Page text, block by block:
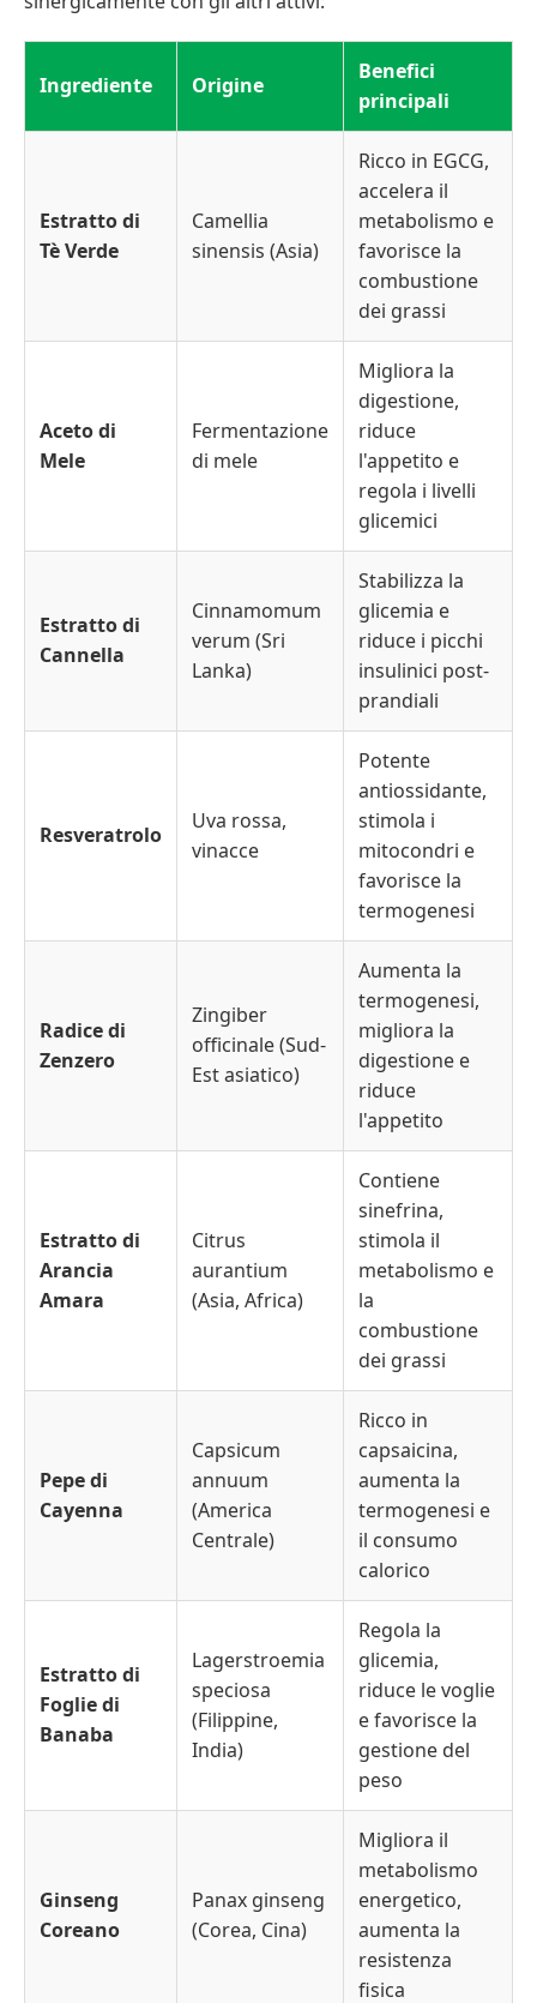
Ingrediente Origine
Benefici
principali
Estratto di
Tè Verde
Camellia
sinensis (Asia)
Ricco in EGCG,
accelera il
metabolismo e
favorisce la
combustione
dei grassi
Aceto di
Mele
Fermentazione
di mele
Migliora la
digestione,
riduce
l'appetito e
regola i livelli
glicemici
Estratto di
Cannella
Cinnamomum
verum (Sri
Lanka)
Stabilizza la
glicemia e
riduce i picchi
insulinici post-
prandiali
Resveratrolo
Uva rossa,
vinacce
Potente
antiossidante,
stimola i
mitocondri e
favorisce la
termogenesi
Radice di
Zenzero
Zingiber
officinale (Sud-
Est asiatico)
Aumenta la
termogenesi,
migliora la
digestione e
riduce
l'appetito
Estratto di
Arancia
Amara
Citrus
aurantium
(Asia, Africa)
Contiene
sinefrina,
stimola il
metabolismo e
la
combustione
dei grassi
Pepe di
Cayenna
Capsicum
annuum
(America
Centrale)
Ricco in
capsaicina,
aumenta la
termogenesi e
il consumo
calorico
Estratto di
Foglie di
Banaba
Lagerstroemia
speciosa
(Filippine,
India)
Regola la
glicemia,
riduce le voglie
e favorisce la
gestione del
peso
Ginseng
Coreano
Panax ginseng
(Corea, Cina)
Migliora il
metabolismo
energetico,
aumenta la
resistenza
fisica